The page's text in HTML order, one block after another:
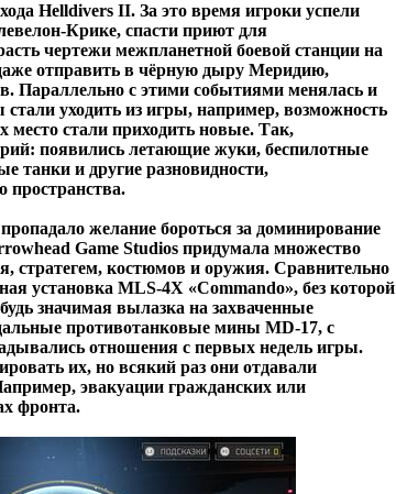
Helldivers II. За это время игроки успели
Крике, спасти приют для
чертежи межпланетной боевой станции на
отправить в чёрную дыру Меридию,
Параллельно с этими событиями менялась и
уходить из игры, например, возможность
место стали приходить новые. Так,
появились летающие жуки, беспилотные
танки и другие разновидности,
пространства.
желание бороться за доминирование
Game Studios придумала множество
стратегем, костюмов и оружия. Сравнительно
установка MLS-4X «Commando», без которой
значимая вылазка на захваченные
противотанковые мины MD-17, с
отношения с первых недель игры.
их, но всякий раз они отдавали
эвакуации гражданских или
фронта.